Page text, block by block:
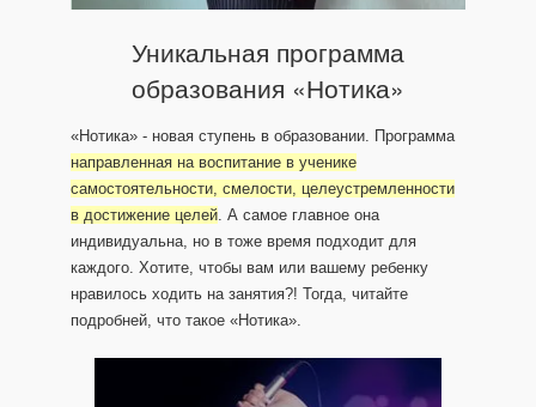
Уникальная программа
образования «Нотика»
«Нотика» - новая ступень в образовании. Программа
направленная на воспитание в ученике
самостоятельности, смелости, целеустремленности
в достижение целей. А самое главное она
индивидуальна, но в тоже время подходит для
каждого. Хотите, чтобы вам или вашему ребенку
нравилось ходить на занятия?! Тогда, читайте
подробней, что такое «Нотика».